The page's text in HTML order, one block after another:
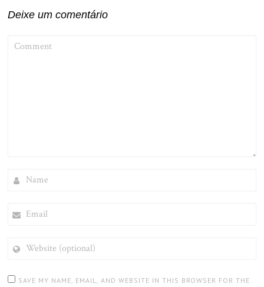
Deixe um comentário
(OPTIONAL)
SAVE MY NAME, EMAIL, AND WEBSITE IN THIS BROWSER FOR THE